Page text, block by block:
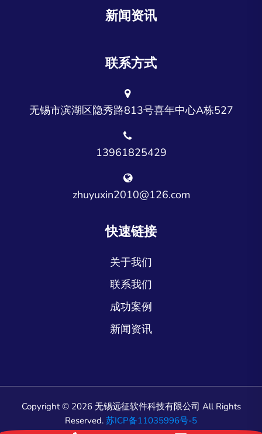
新闻资讯
联系方式
无锡市滨湖区隐秀路813号喜年中心A栋527
13961825429
zhuyuxin2010@126.com
快速链接
关于我们
联系我们
成功案例
新闻资讯
Copyright © 2026 无锡远征软件科技有限公司 All Rights
Reserved. 苏ICP备11035996号-5